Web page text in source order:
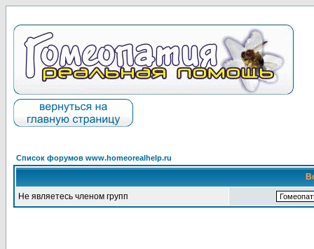
Список форумов www.homeorealhelp.ru
Не являетесь членом групп